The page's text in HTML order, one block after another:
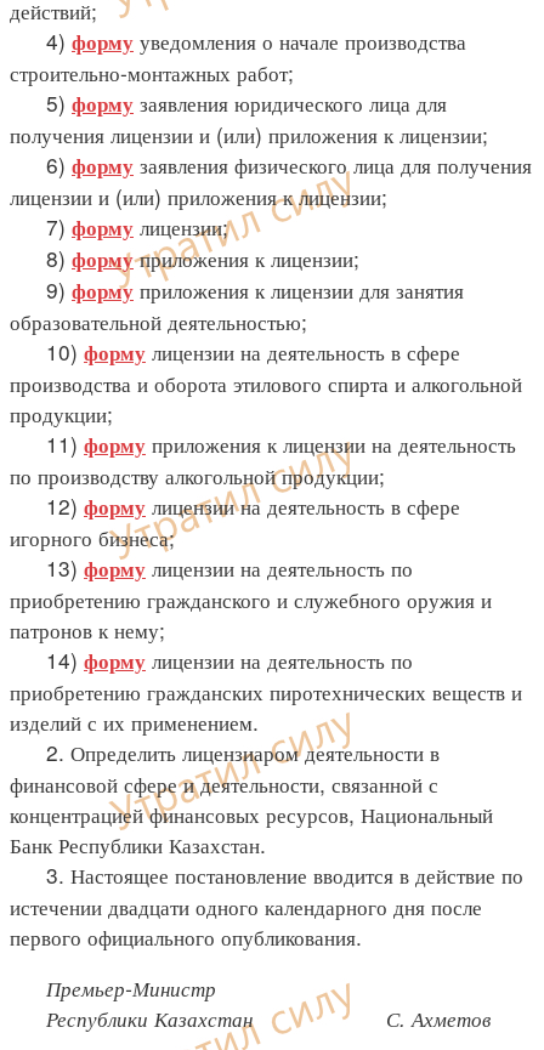
действий;
4) форму уведомления о начале производства
строительно-монтажных работ;
5) форму заявления юридического лица для
получения лицензии и (или) приложения к лицензии;
6) форму заявления физического лица для получения
лицензии и (или) приложения к лицензии;
7) форму лицензии;
8) формуприложения к лицензии;
9) форму приложения к лицензии для занятия
образовательной деятельностью;
10) форму лицензии на деятельность в сфере
производства и оборота этилового спирта и алкогольной
продукции;
11) форму приложения к лицензии на деятельность
по производству алкогольной продукции;
12) форму лицензии на деятельность в сфере
игорного бизнеса;
13) форму лицензии на деятельность по
приобретению гражданского и служебного оружия и
патронов к нему;
14) форму лицензии на деятельность по
приобретению гражданских пиротехнических веществ и
изделий с их применением.
2. Определить лицензиаром деятельности в
финансовой сфере и деятельности, связанной с
концентрацией финансовых ресурсов, Национальный
Банк Республики Казахстан.
3. Настоящее постановление вводится в действие по
истечении двадцати одного календарного дня после
первого официального опубликования.
Премьер-Министр
Республики Казахстан С. Ахметов